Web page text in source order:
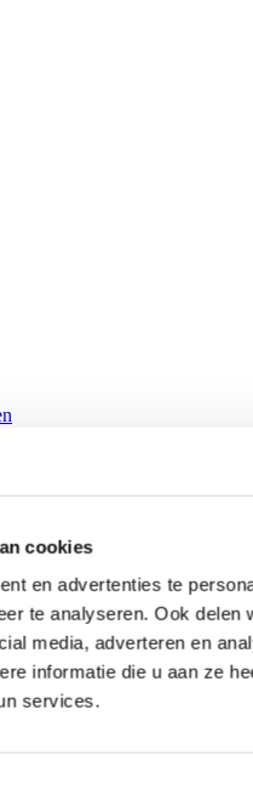
cookies
en advertenties te
te analyseren. Ook
media, adverteren en
informatie die u aan ze
services.